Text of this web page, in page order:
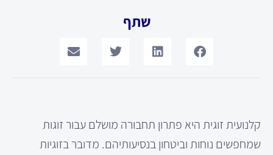
שתף
קלנועית זוגית היא פתרון תחבורה מושלם עבור זוגות
שמחפשים נוחות וביטחון בנסיעותיהם. מדובר בזוגיות